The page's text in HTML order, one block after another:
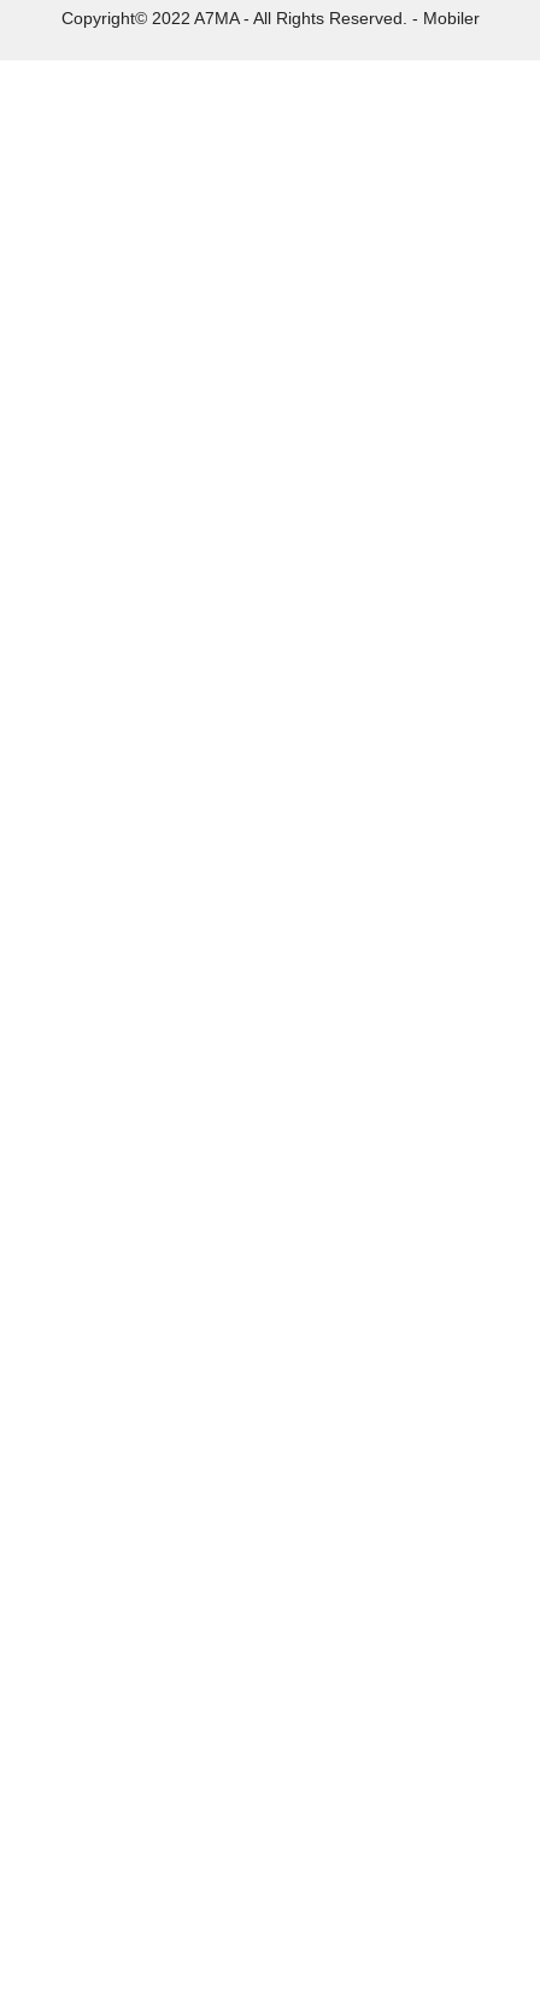
Copyright© 2022 A7MA - All Rights Reserved. - Mobiler